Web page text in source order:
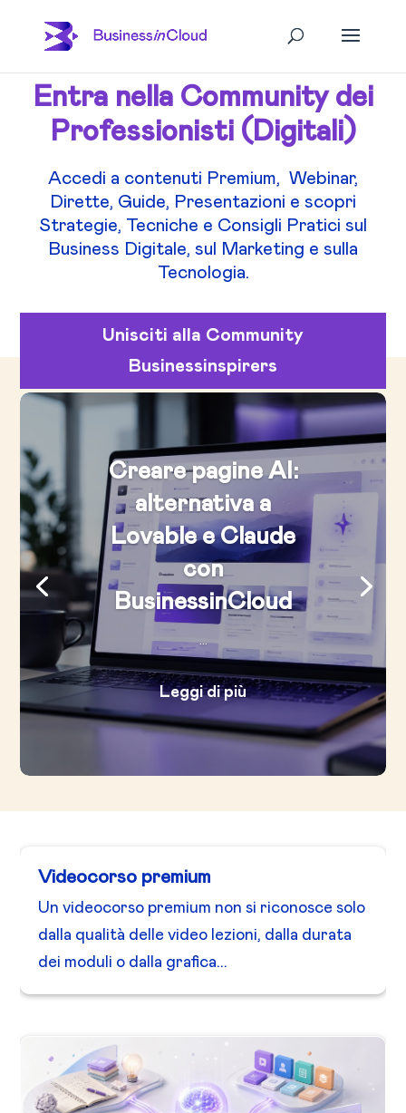
Entra nella Community dei
Professionisti (Digitali)
Accedi a contenuti Premium, Webinar,
Dirette, Guide, Presentazioni e scopri
Strategie, Tecniche e Consigli Pratici sul
Business Digitale, sul Marketing e sulla
Tecnologia.
Unisciti alla Community
Businessinspirers
Creare pagine AI:
alternativa a
Lovable e Claude
con
BusinessinCloud
...
Leggi di più
Videocorso premium
Un videocorso premium non si riconosce solo
dalla qualità delle video lezioni, dalla durata
dei moduli o dalla grafica...